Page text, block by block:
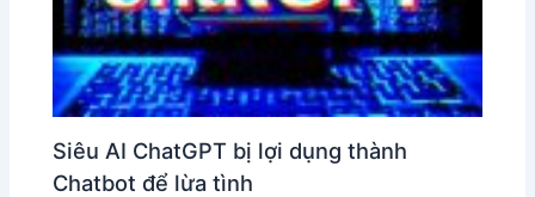
Siêu AI ChatGPT bị lợi dụng thành
Chatbot để lừa tình